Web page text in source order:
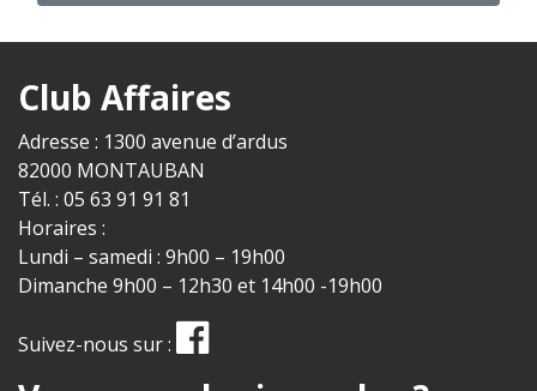
Club Affaires
Adresse : 1300 avenue d’ardus
82000 MONTAUBAN
Tél. : 05 63 91 91 81
Horaires :
Lundi – samedi : 9h00 – 19h00
Dimanche 9h00 – 12h30 et 14h00 -19h00
Suivez-nous sur :